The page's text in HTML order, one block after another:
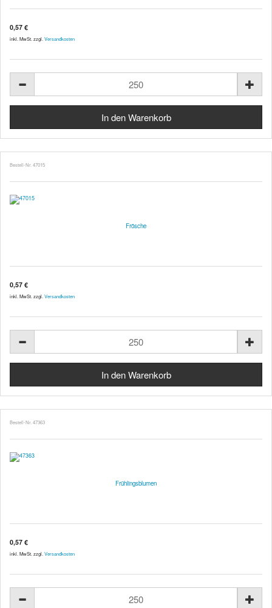
0,57 €
inkl. MwSt. zzgl. Versandkosten
Bestell-Nr. 47015
Frösche
0,57 €
inkl. MwSt. zzgl. Versandkosten
Bestell-Nr. 47363
Frühlingsblumen
0,57 €
inkl. MwSt. zzgl. Versandkosten